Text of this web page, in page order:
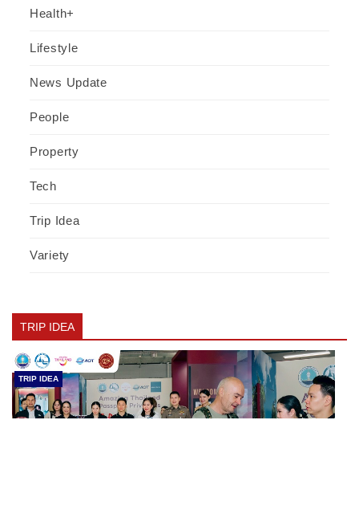
Health+
Lifestyle
News Update
People
Property
Tech
Trip Idea
Variety
TRIP IDEA
TRIP IDEA